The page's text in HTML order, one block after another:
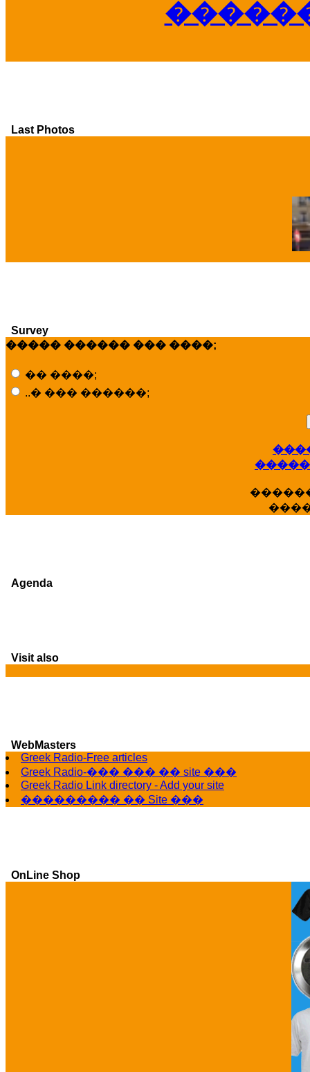
Last Photos
Survey
����� ������ ��� ����;
�� ����;
..� ��� ������;
Agenda
Visit also
WebMasters
Greek Radio-Free articles
Greek Radio-��� ��� �� site ���
Greek Radio Link directory - Add your site
��������� �� Site ���
OnLine Shop